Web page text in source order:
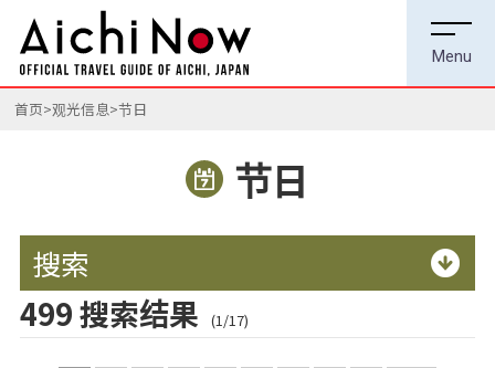
首页 观光信息 节日
节日
搜索
499 搜索结果 (1/17)